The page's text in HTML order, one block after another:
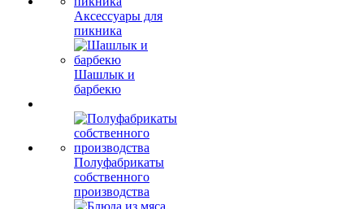
Аксессуары для
пикника
Шашлык и
барбекю
Полуфабрикаты
собственного
производства